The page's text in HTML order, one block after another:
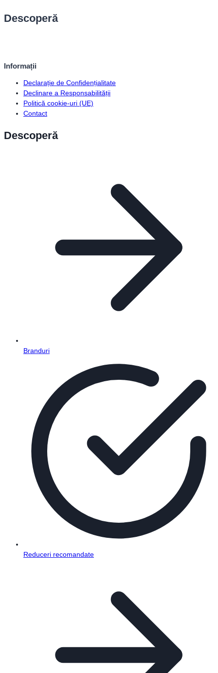
Descoperă
Informații
Declarație de Confidențialitate
Declinare a Responsabilității
Politică cookie-uri (UE)
Contact
Descoperă
Branduri
Reduceri recomandate